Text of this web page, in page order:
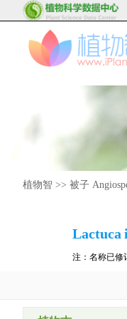
植物智 >> 被子
Lactuca
注：名称已修